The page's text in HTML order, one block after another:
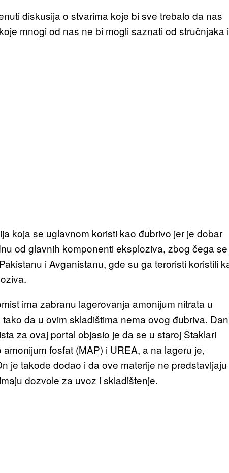
diskusija o stvarima koje bi sve trebalo da nas
mnogi od nas ne bi mogli saznati od stručnjaka
koja se uglavnom koristi kao đubrivo jer je dobar
od glavnih komponenti eksploziva, zbog čega
i Avganistanu, gde su ga teroristi koristili
ima zabranu lagerovanja amonijum nitrata u
da u ovim skladištima nema ovog đubriva.
za ovaj portal objasio je da se u staroj Staklari
fosfat (MAP) i UREA, a na lageru je,
je takođe dodao i da ove materije ne predstavljaju
dozvole za uvoz i skladištenje.